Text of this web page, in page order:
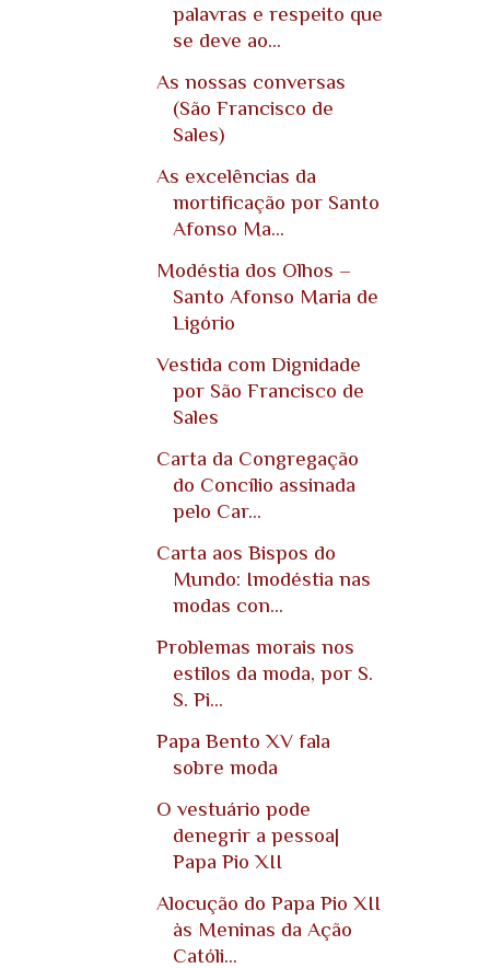
palavras e respeito que
se deve ao...
As nossas conversas
(São Francisco de
Sales)
As excelências da
mortificação por Santo
Afonso Ma...
Modéstia dos Olhos‏ –
Santo Afonso Maria de
Ligório
Vestida com Dignidade
por São Francisco de
Sales
Carta da Congregação
do Concílio assinada
pelo Car...
Carta aos Bispos do
Mundo: Imodéstia nas
modas con...
Problemas morais nos
estilos da moda, por S.
S. Pi...
Papa Bento XV fala
sobre moda
O vestuário pode
denegrir a pessoa|
Papa Pio XII
Alocução do Papa Pio XII
às Meninas da Ação
Católi...